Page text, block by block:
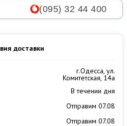
(095) 32 44 400
доставки
г.Одесса, ул.
Комитетская, 14а
В течении дня
Отправим 07.08
Отправим 07.08